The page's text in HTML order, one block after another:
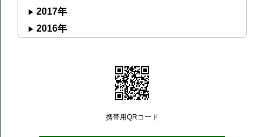
2017年
2016年
携帯用QRコード